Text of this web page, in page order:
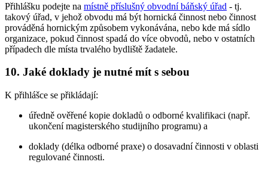
Přihlášku podejte na místně příslušný obvodní báňský úřad - tj.
takový úřad, v jehož obvodu má být hornická činnost nebo činnost
prováděná hornickým způsobem vykonávána, nebo kde má sídlo
organizace, pokud činnost spadá do více obvodů, nebo v ostatních
případech dle místa trvalého bydliště žadatele.
10. Jaké doklady je nutné mít s sebou
K přihlášce se přikládají:
úředně ověřené kopie dokladů o odborné kvalifikaci (např.
ukončení magisterského studijního programu) a
doklady (délka odborné praxe) o dosavadní činnosti v oblasti
regulované činnosti.